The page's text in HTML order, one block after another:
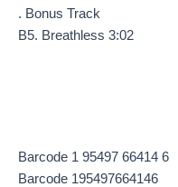
. Bonus Track
B5. Breathless 3:02
Barcode 1 95497 66414 6
Barcode 195497664146